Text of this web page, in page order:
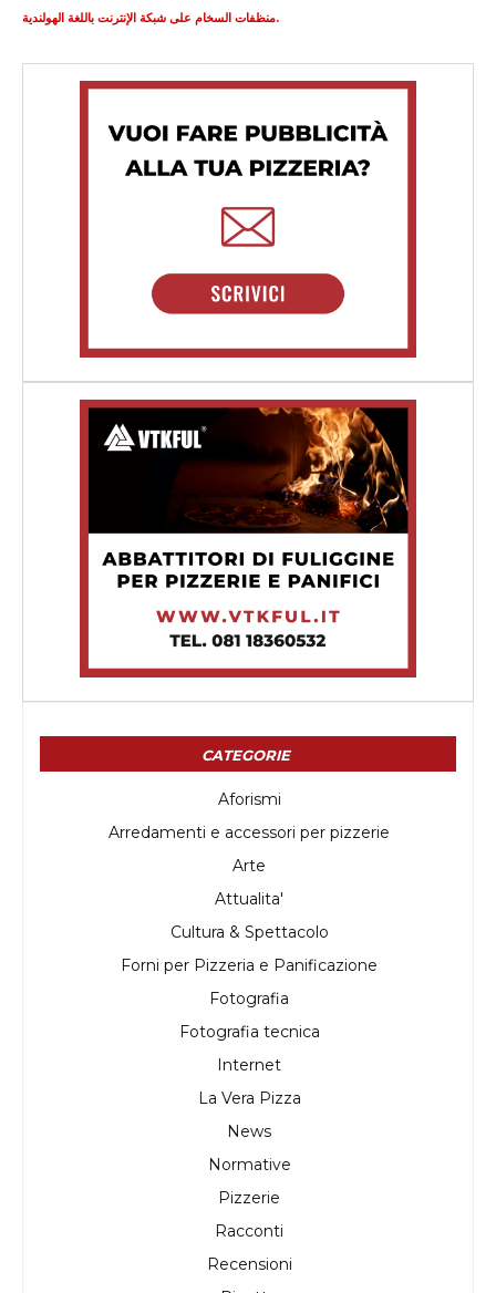
منظفات السخام على شبكة الإنترنت باللغة الهولندية.
CATEGORIE
Aforismi
Arredamenti e accessori per pizzerie
Arte
Attualita'
Cultura & Spettacolo
Forni per Pizzeria e Panificazione
Fotografia
Fotografia tecnica
Internet
La Vera Pizza
News
Normative
Pizzerie
Racconti
Recensioni